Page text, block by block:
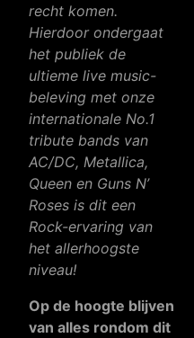
recht komen.
Hierdoor ondergaat
het publiek de
ultieme live music-
beleving met onze
internationale No.1
tribute bands van
AC/DC, Metallica,
Queen en Guns N’
Roses is dit een
Rock-ervaring van
het allerhoogste
niveau!
Op de hoogte blijven
van alles rondom dit